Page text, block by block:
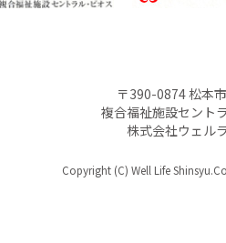
〒390-0874 松本
複合福祉施設セント
株式会社ウェル
Copyright (C) Well Life